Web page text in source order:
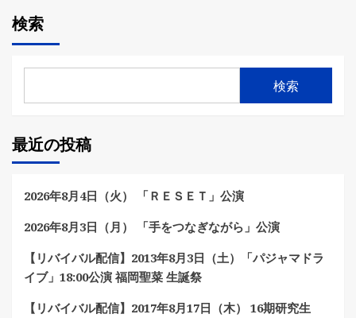
検索
検索
最近の投稿
2026年8月4日（火） 「ＲＥＳＥＴ」公演
2026年8月3日（月） 「手をつなぎながら」公演
【リバイバル配信】2013年8月3日（土）「パジャマドラ
イブ」18:00公演 福岡聖菜 生誕祭
【リバイバル配信】2017年8月17日（木） 16期研究生